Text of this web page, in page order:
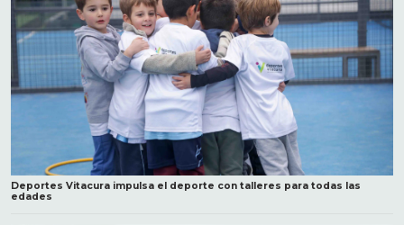
Deportes Vitacura impulsa el deporte con talleres para todas las
edades